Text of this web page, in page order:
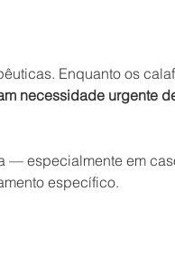
Enquanto os
necessidade urgente
— especialmente em
específico.